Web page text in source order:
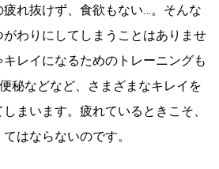
れ抜けず、食欲もない…。そんな
わりにしてしまうことはありませ
レイになるためのトレーニングも
秘などなど、さまざまなキレイを
まいます。疲れているときこそ、
はならないのです。